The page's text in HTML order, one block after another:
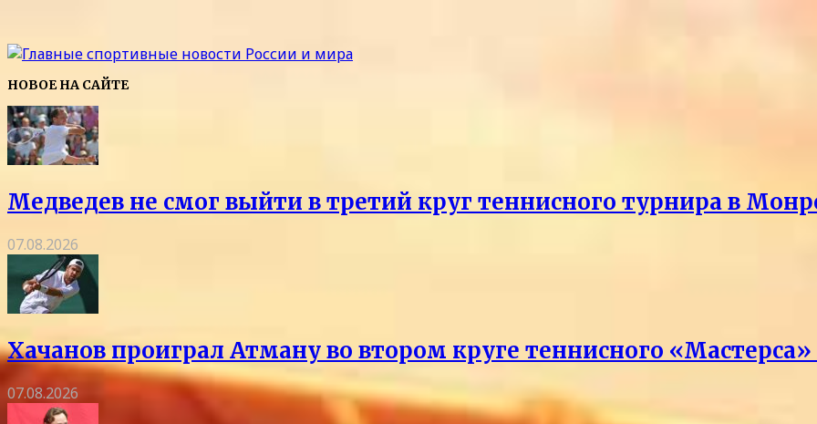
НОВОЕ НА САЙТЕ
Медведев не смог выйти в третий круг теннисного турнира в
07.08.2026
Хачанов проиграл Атману во втором круге теннисного
07.08.2026